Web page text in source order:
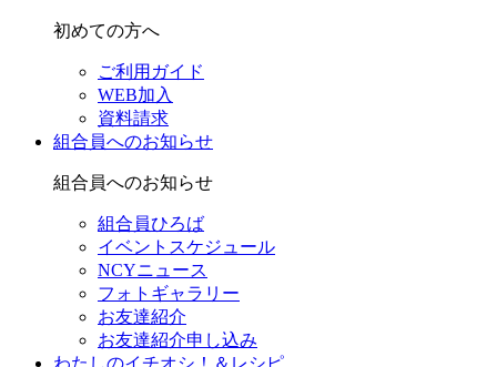
初めての方へ
ご利用ガイド
WEB加入
資料請求
組合員へのお知らせ
組合員へのお知らせ
組合員ひろば
イベントスケジュール
NCYニュース
フォトギャラリー
お友達紹介
お友達紹介申し込み
わたしのイチオシ！＆レシピ